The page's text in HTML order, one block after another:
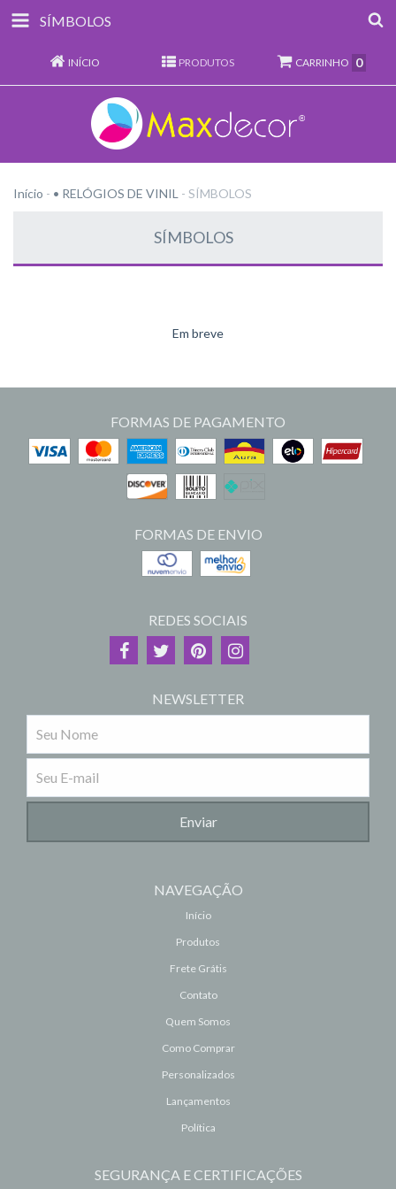
SÍMBOLOS
INÍCIO PRODUTOS CARRINHO 0
Início - • RELÓGIOS DE VINIL - SÍMBOLOS
SÍMBOLOS
Em breve
FORMAS DE PAGAMENTO
FORMAS DE ENVIO
REDES SOCIAIS
NEWSLETTER
NAVEGAÇÃO
Início
Produtos
Frete Grátis
Contato
Quem Somos
Como Comprar
Personalizados
Lançamentos
Política
SEGURANÇA E CERTIFICAÇÕES